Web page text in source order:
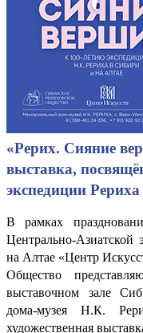
«Рерих. Сияние
выставка,
экспедиции
В рамках
Центрально-
на Алтае «Центр
Общество
выставочном зале
дома-музея Н.К.
художественная